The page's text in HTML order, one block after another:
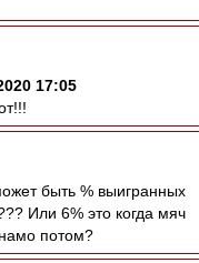
17:05
быть % выигранных
Или 6% это когда мяч
потом?